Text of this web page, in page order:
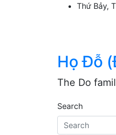
Thứ Bảy,
Họ Đỗ
The Do
Search